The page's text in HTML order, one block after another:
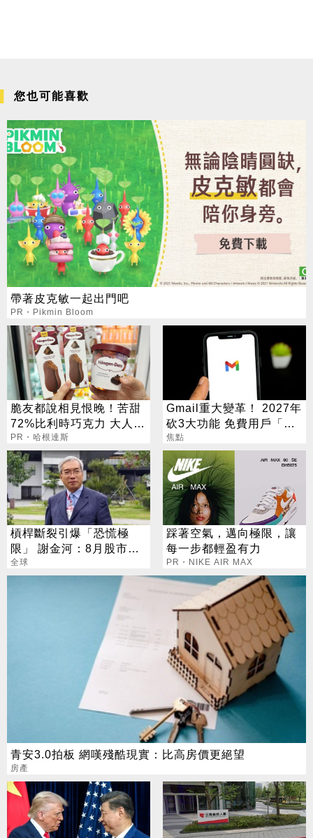
您也可能喜歡
帶著皮克敏一起出門吧
PR・Pikmin Bloom
脆友都說相見恨晚！苦甜
72%比利時巧克力 大人味
爆紅！
PR・哈根達斯
Gmail重大變革！ 2027年
砍3大功能 免費用戶「這
好康」不能用了
焦點
槓桿斷裂引爆「恐慌極
限」 謝金河：8月股市得
看「這2檔」
全球
踩著空氣，邁向極限，讓
每一步都輕盈有力
PR・NIKE AIR MAX
青安3.0拍板 網嘆殘酷現實：比高房價更絕望
房產